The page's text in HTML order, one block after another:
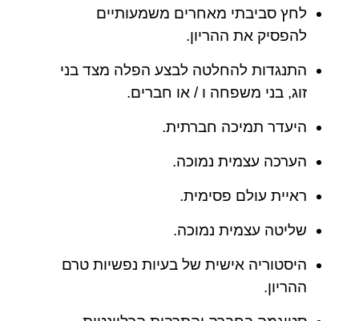
לחץ סביבתי מאחרים משמעותיים
להפסיק את ההריון.
התנגדות להחלטה לבצע הפלה מצד בני
זוג, בני משפחה ו / או חברים.
היעדר תמיכה חברתית.
הערכה עצמית נמוכה.
ראיית עולם פסימית.
שליטה עצמית נמוכה.
היסטוריה אישית של בעיות נפשיות טרם
ההריון.